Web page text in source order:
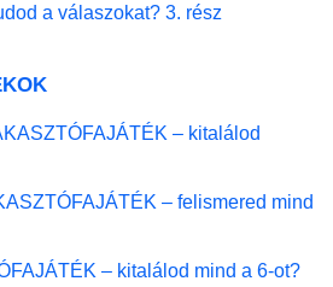
a válaszokat? 3. rész
– kitalálod
– felismered mind
– kitalálod mind a 6-ot?